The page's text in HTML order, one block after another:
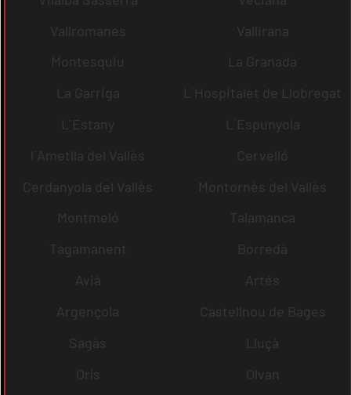
Vallromanes
Vallirana
Montesquiu
La Granada
La Garriga
L´Hospitalet de Llobregat
L´Estany
L´Espunyola
l´Ametlla del Vallès
Cervelló
Cerdanyola del Vallès
Montornès del Vallès
Montmeló
Talamanca
Tagamanent
Borredà
Avià
Artés
Argençola
Castellnou de Bages
Sagàs
Lluçà
Orís
Olvan